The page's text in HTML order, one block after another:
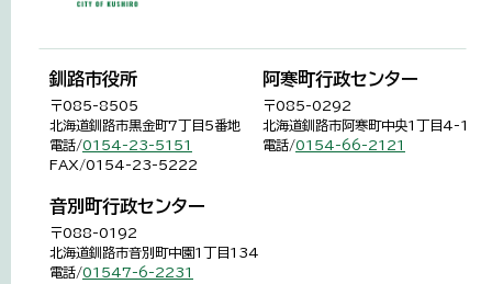
釧路市役所
〒085-8505
北海道釧路市黒金町7丁目5番地
電話/0154-23-5151
FAX/0154-23-5222
阿寒町行政センター
〒085-0292
北海道釧路市阿寒町中央1丁目4-1
電話/0154-66-2121
音別町行政センター
〒088-0192
北海道釧路市音別町中園1丁目134
電話/01547-6-2231